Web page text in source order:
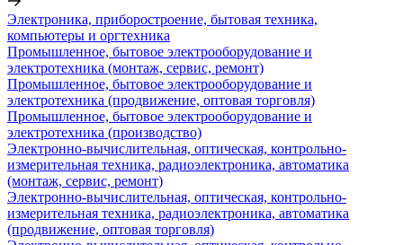
Электроника, приборостроение, бытовая техника,
компьютеры и оргтехника
Промышленное, бытовое электрооборудование и
электротехника (монтаж, сервис, ремонт)
Промышленное, бытовое электрооборудование и
электротехника (продвижение, оптовая торговля)
Промышленное, бытовое электрооборудование и
электротехника (производство)
Электронно-вычислительная, оптическая, контрольно-
измерительная техника, радиоэлектроника, автоматика
(монтаж, сервис, ремонт)
Электронно-вычислительная, оптическая, контрольно-
измерительная техника, радиоэлектроника, автоматика
(продвижение, оптовая торговля)